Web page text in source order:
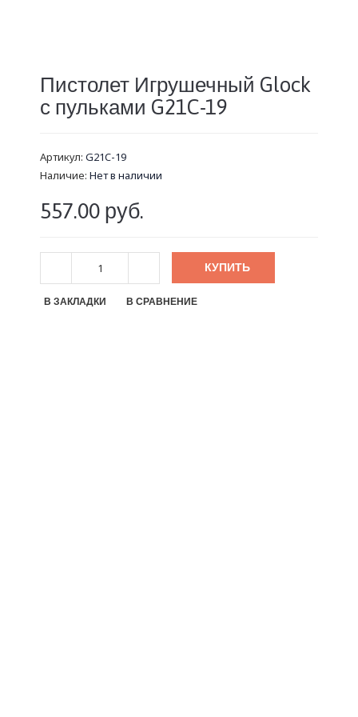
Пистолет Игрушечный Glock
с пульками G21C-19
Артикул: G21C-19
Наличие: Нет в наличии
557.00 руб.
КУПИТЬ
В ЗАКЛАДКИ В СРАВНЕНИЕ